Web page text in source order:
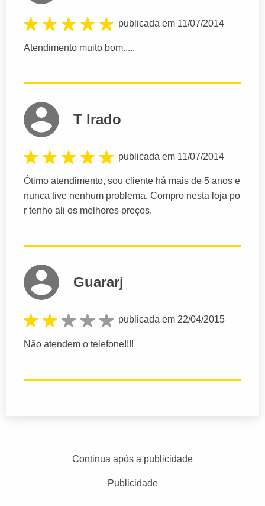
publicada em 11/07/2014
Atendimento muito bom.....
T Irado
publicada em 11/07/2014
Ótimo atendimento, sou cliente há mais de 5 anos e
nunca tive nenhum problema. Compro nesta loja po
r tenho ali os melhores preços.
Guararj
publicada em 22/04/2015
Não atendem o telefone!!!!
Continua após a publicidade
Publicidade